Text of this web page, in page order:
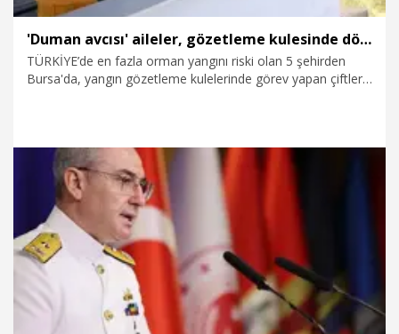
'Duman avcısı' aileler, gözetleme kulesinde dönüşümlü nöbet tutarak yeşil vatanı koruyor
TÜRKİYE’de en fazla orman yangını riski olan 5 şehirden
Bursa'da, yangın gözetleme kulelerinde görev yapan çiftler,
Mustafakemalpaşa, Orhaneli ve Balıkesir’in Susurluk
ilçesindeki ormanları gözetliyor. 3 çocuğunu da kulede
büyüttüklerini söyleyen Ayşe Kaya, kendisinin gündüz, eşinin
ise geceleri nöbet tuttuğunu belirtti.
6.08.2026 Video